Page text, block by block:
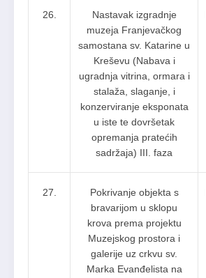
26.
Nastavak izgradnje
muzeja Franjevačkog
samostana sv. Katarine u
Kreševu (Nabava i
ugradnja vitrina, ormara i
stalaža, slaganje, i
konzerviranje eksponata
u iste te dovršetak
opremanja pratećih
sadržaja) III. faza
27.
Pokrivanje objekta s
bravarijom u sklopu
krova prema projektu
Muzejskog prostora i
galerije uz crkvu sv.
Marka Evanđelista na